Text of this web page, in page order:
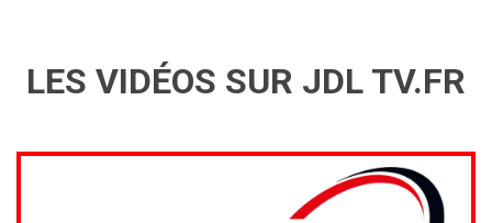
LES VIDÉOS SUR JDL TV.FR